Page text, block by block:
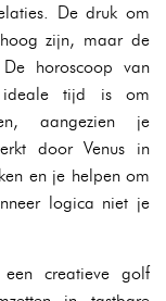
De druk om
zijn, maar de
horoscoop van
ideale tijd is om
aangezien je
door Venus in
en je helpen om
logica niet je
creatieve golf